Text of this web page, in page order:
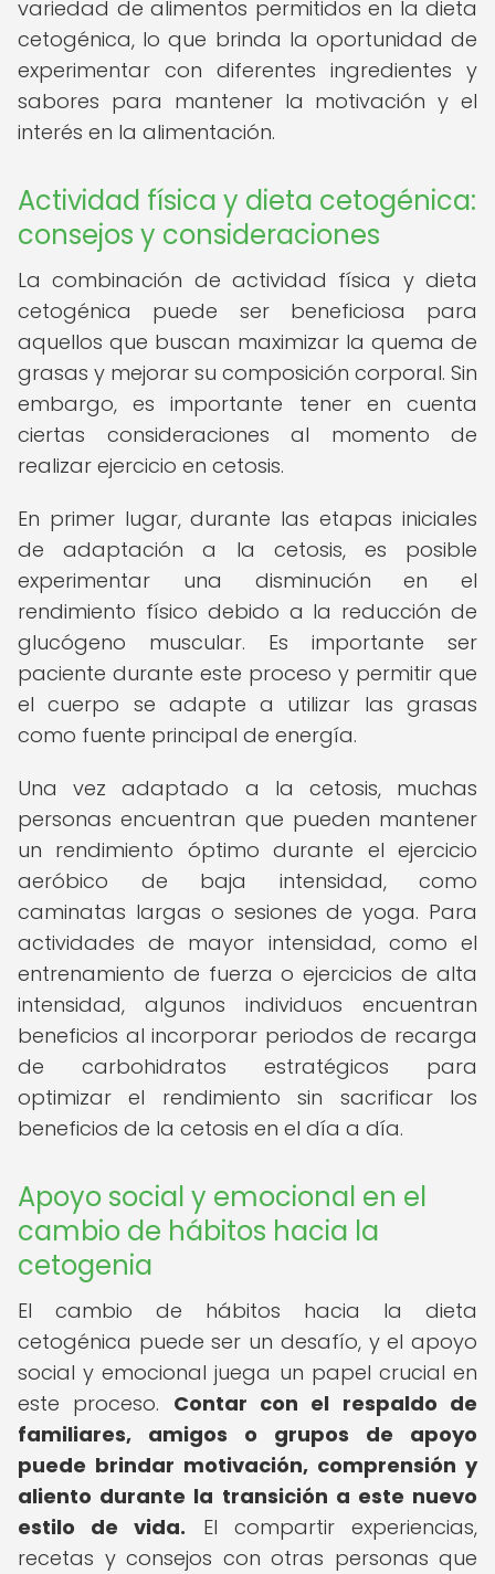
variedad de alimentos permitidos en la dieta
cetogénica, lo que brinda la oportunidad de
experimentar con diferentes ingredientes y
sabores para mantener la motivación y el
interés en la alimentación.
Actividad física y dieta cetogénica:
consejos y consideraciones
La combinación de actividad física y dieta
cetogénica puede ser beneficiosa para
aquellos que buscan maximizar la quema de
grasas y mejorar su composición corporal. Sin
embargo, es importante tener en cuenta
ciertas consideraciones al momento de
realizar ejercicio en cetosis.
En primer lugar, durante las etapas iniciales
de adaptación a la cetosis, es posible
experimentar una disminución en el
rendimiento físico debido a la reducción de
glucógeno muscular. Es importante ser
paciente durante este proceso y permitir que
el cuerpo se adapte a utilizar las grasas
como fuente principal de energía.
Una vez adaptado a la cetosis, muchas
personas encuentran que pueden mantener
un rendimiento óptimo durante el ejercicio
aeróbico de baja intensidad, como
caminatas largas o sesiones de yoga. Para
actividades de mayor intensidad, como el
entrenamiento de fuerza o ejercicios de alta
intensidad, algunos individuos encuentran
beneficios al incorporar periodos de recarga
de carbohidratos estratégicos para
optimizar el rendimiento sin sacrificar los
beneficios de la cetosis en el día a día.
Apoyo social y emocional en el
cambio de hábitos hacia la
cetogenia
El cambio de hábitos hacia la dieta
cetogénica puede ser un desafío, y el apoyo
social y emocional juega un papel crucial en
este proceso. Contar con el respaldo de
familiares, amigos o grupos de apoyo
puede brindar motivación, comprensión y
aliento durante la transición a este nuevo
estilo de vida. El compartir experiencias,
recetas y consejos con otras personas que